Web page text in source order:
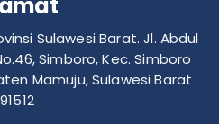
Sulawesi Barat. Jl. Abdul
Simboro, Kec. Simboro
Mamuju, Sulawesi Barat
91512